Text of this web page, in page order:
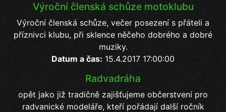
Výroční členská schůze motoklubu
Výroční členská schůze, večer posezení s přáteli a
příznivci klubu, při sklence něčeho dobrého a dobré
muziky.
Datum a čas: 15.4.2017 17:00:00
Radvadráha
opět jako již tradičně zajišťujeme občerstvení pro
radvanické modeláře, kteří pořádají další ročník